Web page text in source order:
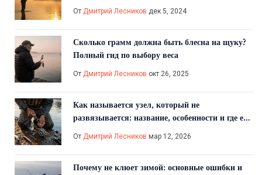
От Дмитрий Лесников дек 5, 2024
Сколько грамм должна быть блесна на щуку?
Полный гид по выбору веса
От Дмитрий Лесников окт 26, 2025
Как называется узел, который не
развязывается: название, особенности и где его
От Дмитрий Лесников мар 12, 2026
Почему не клюет зимой: основные ошибки и